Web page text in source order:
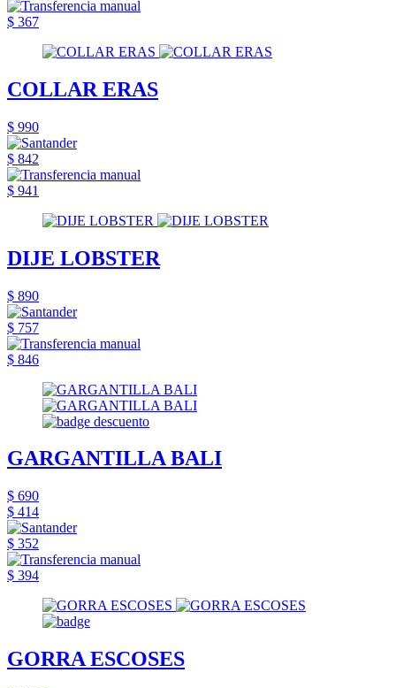
$ 367
COLLAR ERAS
$ 990
$ 842
$ 941
DIJE LOBSTER
$ 890
$ 757
$ 846
GARGANTILLA BALI
$ 690
$ 414
$ 352
$ 394
GORRA ESCOSES